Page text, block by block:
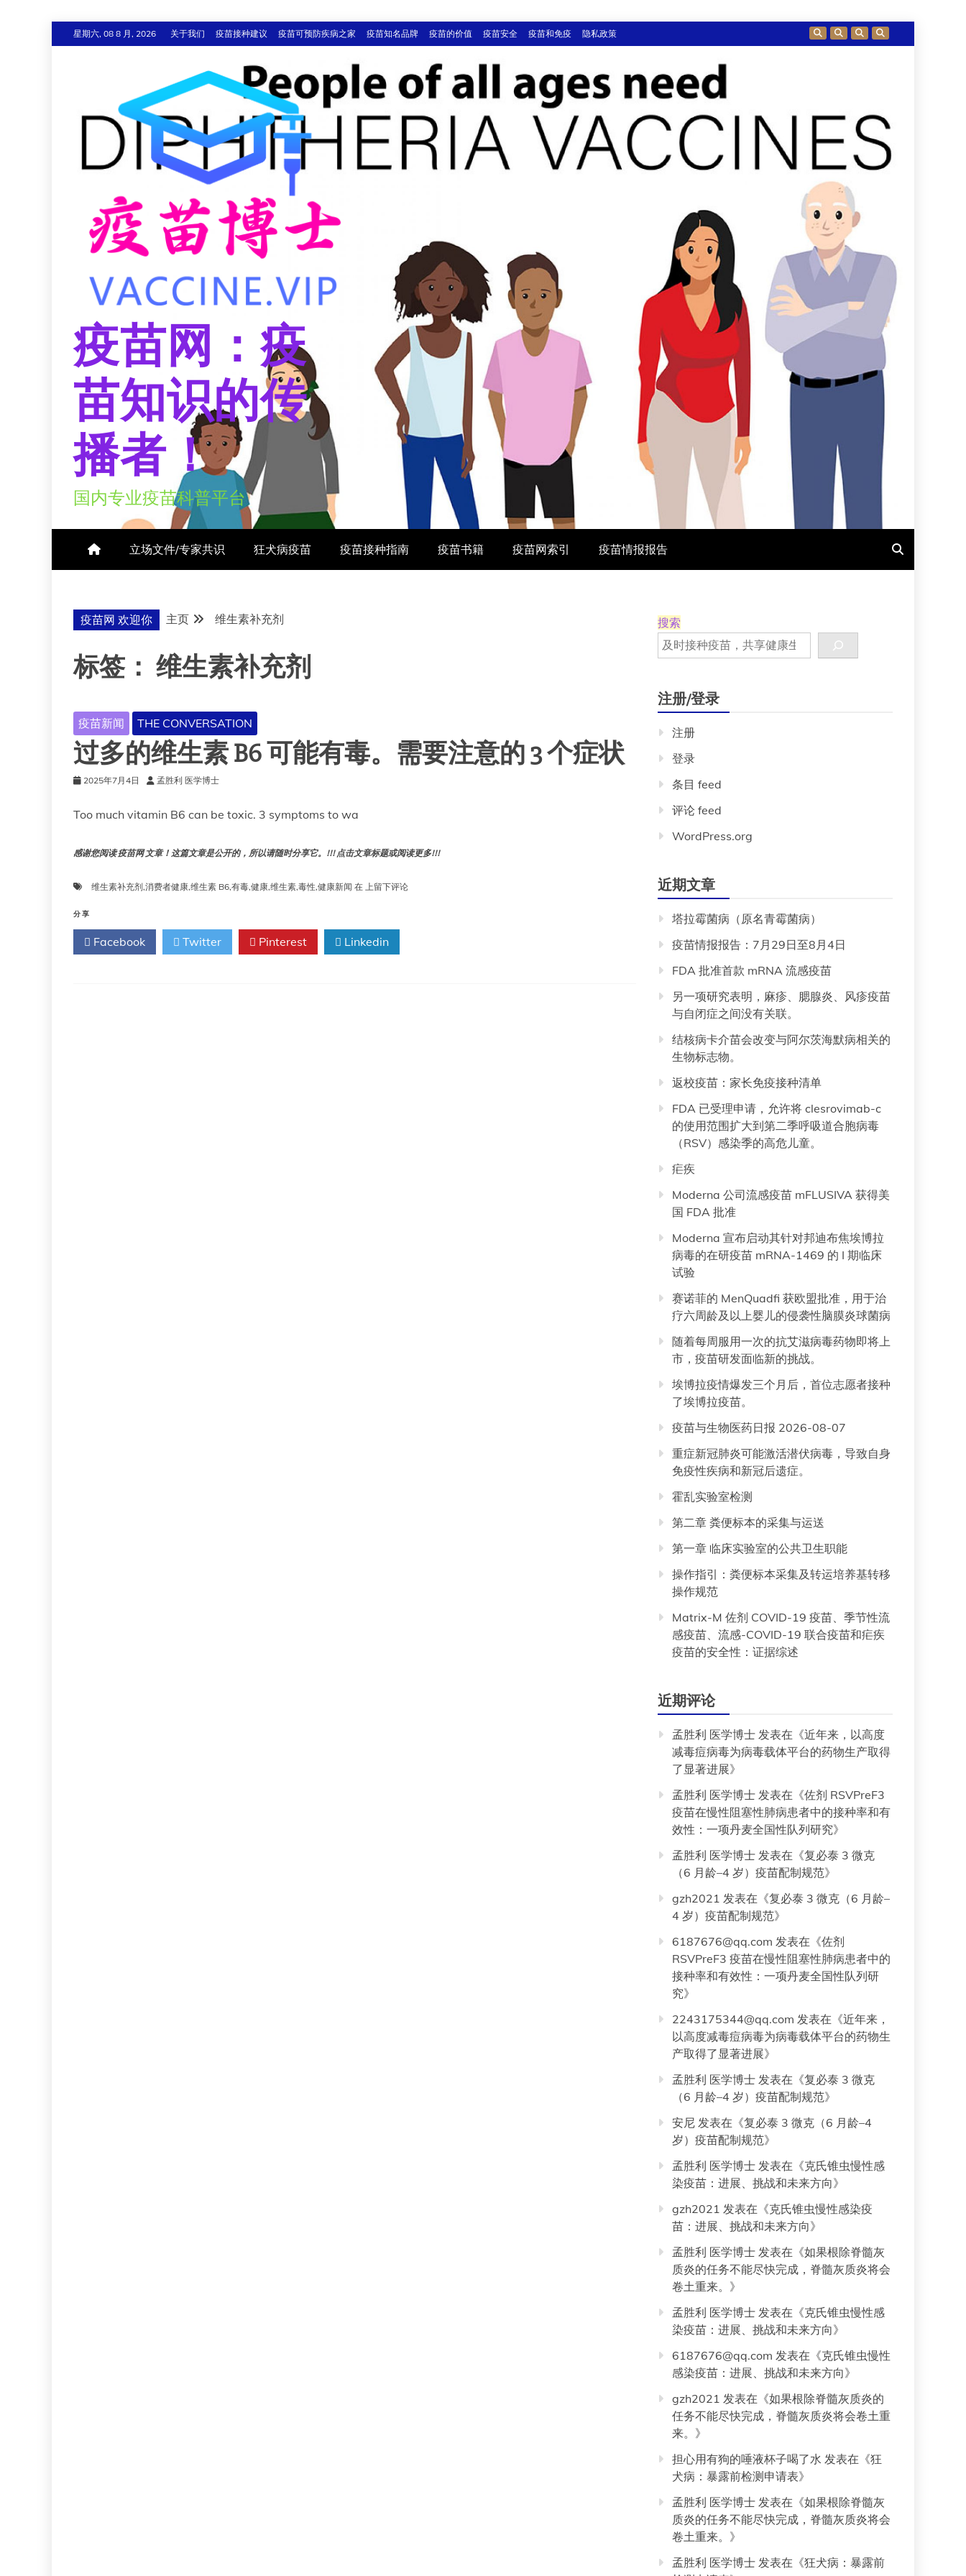
至
星期六, 08 8 月, 2026 关于我们 疫苗接种建议 疫苗可预防疾病之家 疫苗知名品牌 疫苗的价值 疫苗安全 疫苗和免疫 隐私政策
疫苗网：疫
苗知识的传
播者！
国内专业疫苗科普平台
立场文件/专家共识 狂犬病疫苗 疫苗接种指南 疫苗书籍 疫苗网索引 疫苗情报报告
疫苗网 欢迎你 主页 维生素补充剂
标签： 维生素补充剂
疫苗新闻 THE CONVERSATION
过多的维生素 B6 可能有毒。需要注意的 3 个症状
2025年7月4日 孟胜利 医学博士
Too much vitamin B6 can be toxic. 3 symptoms to wa
感谢您阅读 疫苗网 文章！这篇文章是公开的，所以请随时分享它。!!! 点击文章标题或阅读更多!!!
维生素补充剂,消费者健康,维生素 B6,有毒,健康,维生素,毒性,健康新闻 在 过
维
生
素
上留下评论
分享
Facebook Twitter Pinterest Linkedin
搜索
注册/登录
注册
登录
条目 feed
评论 feed
WordPress.org
近期文章
塔拉霉菌病（原名青霉菌病）
疫苗情报报告：7月29日至8月4日
FDA 批准首款 mRNA 流感疫苗
另一项研究表明，麻疹、腮腺炎、风疹疫苗
与自闭症之间没有关联。
结核病卡介苗会改变与阿尔茨海默病相关的
生物标志物。
返校疫苗：家长免疫接种清单
FDA 已受理申请，允许将 clesrovimab-c
的使用范围扩大到第二季呼吸道合胞病毒
（RSV）感染季的高危儿童。
疟疾
Moderna 公司流感疫苗 mFLUSIVA 获得美
国 FDA 批准
Moderna 宣布启动其针对邦迪布焦埃博拉
病毒的在研疫苗 mRNA-1469 的 I 期临床
试验
赛诺菲的 MenQuadfi 获欧盟批准，用于治
疗六周龄及以上婴儿的侵袭性脑膜炎球菌病
随着每周服用一次的抗艾滋病毒药物即将上
市，疫苗研发面临新的挑战。
埃博拉疫情爆发三个月后，首位志愿者接种
了埃博拉疫苗。
疫苗与生物医药日报 2026-08-07
重症新冠肺炎可能激活潜伏病毒，导致自身
免疫性疾病和新冠后遗症。
霍乱实验室检测
第二章 粪便标本的采集与运送
第一章 临床实验室的公共卫生职能
操作指引：粪便标本采集及转运培养基转移
操作规范
Matrix-M 佐剂 COVID-19 疫苗、季节性流
感疫苗、流感-COVID-19 联合疫苗和疟疾
疫苗的安全性：证据综述
近期评论
孟胜利 医学博士 发表在《近年来，以高度
减毒痘病毒为病毒载体平台的药物生产取得
了显著进展》
孟胜利 医学博士 发表在《佐剂 RSVPreF3
疫苗在慢性阻塞性肺病患者中的接种率和有
效性：一项丹麦全国性队列研究》
孟胜利 医学博士 发表在《复必泰 3 微克
（6 月龄–4 岁）疫苗配制规范》
gzh2021 发表在《复必泰 3 微克（6 月龄–
4 岁）疫苗配制规范》
6187676@qq.com 发表在《佐剂
RSVPreF3 疫苗在慢性阻塞性肺病患者中的
接种率和有效性：一项丹麦全国性队列研
究》
2243175344@qq.com 发表在《近年来，
以高度减毒痘病毒为病毒载体平台的药物生
产取得了显著进展》
孟胜利 医学博士 发表在《复必泰 3 微克
（6 月龄–4 岁）疫苗配制规范》
安尼 发表在《复必泰 3 微克（6 月龄–4
岁）疫苗配制规范》
孟胜利 医学博士 发表在《克氏锥虫慢性感
染疫苗：进展、挑战和未来方向》
gzh2021 发表在《克氏锥虫慢性感染疫
苗：进展、挑战和未来方向》
孟胜利 医学博士 发表在《如果根除脊髓灰
质炎的任务不能尽快完成，脊髓灰质炎将会
卷土重来。 》
孟胜利 医学博士 发表在《克氏锥虫慢性感
染疫苗：进展、挑战和未来方向》
6187676@qq.com 发表在《克氏锥虫慢性
感染疫苗：进展、挑战和未来方向》
gzh2021 发表在《如果根除脊髓灰质炎的
任务不能尽快完成，脊髓灰质炎将会卷土重
来。 》
担心用有狗的唾液杯子喝了水 发表在《狂
犬病：暴露前检测申请表》
孟胜利 医学博士 发表在《如果根除脊髓灰
质炎的任务不能尽快完成，脊髓灰质炎将会
卷土重来。 》
孟胜利 医学博士 发表在《狂犬病：暴露前